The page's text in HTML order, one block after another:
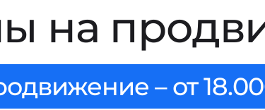
на
– от